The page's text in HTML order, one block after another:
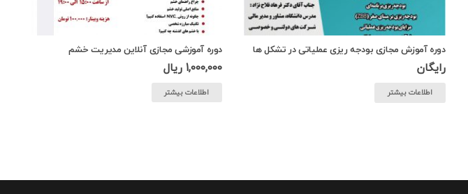
دوره آموزش مجازی بودجه ریزی عملیاتی در تشکل ها
رایگان
اطلاعات بیشتر
دوره آموزشی مجازی آنلاین مدیریت خشم
1,000,000ریال
اطلاعات بیشتر